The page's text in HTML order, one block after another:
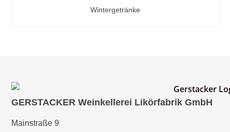
Wintergetränke
GERSTACKER Weinkellerei Likörfabrik GmbH
Mainstraße 9